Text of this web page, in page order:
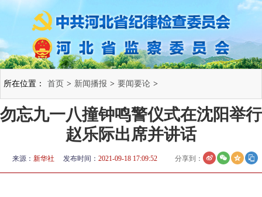
所在位置： 首页 > 新闻播报 > 要闻要论 >
勿忘九一八撞钟鸣警仪式在沈阳举行
赵乐际出席并讲话
来源： 新华社 发布时间： 2021-09-18 17:09:52 分享到：